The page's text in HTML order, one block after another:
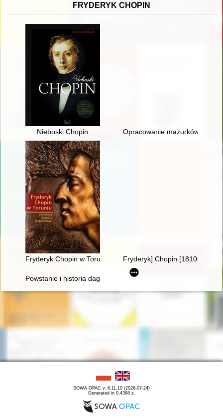
FRYDERYK CHOPIN
Nieboski Chopin Opracowanie mazurków
Fryderyk Chopin w Toruniu Fryderyk] Chopin [1810-1849]
Powstanie i historia dagerotypowych wizerunków Fryderyka
SOWA OPAC v. 6.11.10 (2026-07-24)
Generated in 0,4368 s.